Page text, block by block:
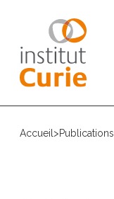
Accueil >Publications